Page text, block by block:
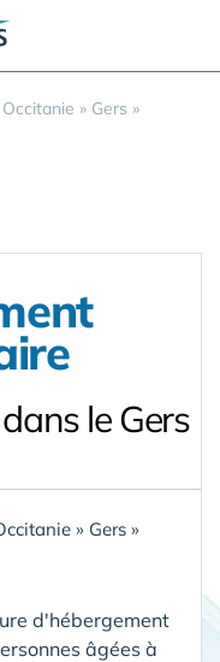
Occitanie » Gers »
le Gers
» Gers »
d'hébergement
âgées à